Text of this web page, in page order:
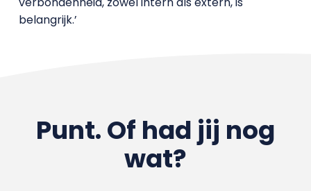
belangrijk.’
Punt. Of had jij nog
wat?